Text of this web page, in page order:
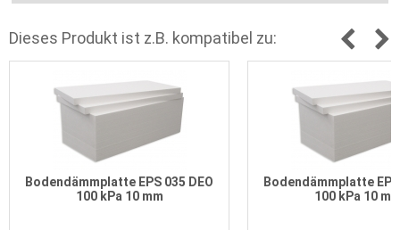
Dieses Produkt ist z.B. kompatibel zu:
Bodendämmplatte EPS 035 DEO
100 kPa 10 mm
Bodendämmplatte EPS
100 kPa 10